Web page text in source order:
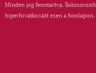
Minden jog fenntartva.
hiperhivatkozást ezen a honlapon.